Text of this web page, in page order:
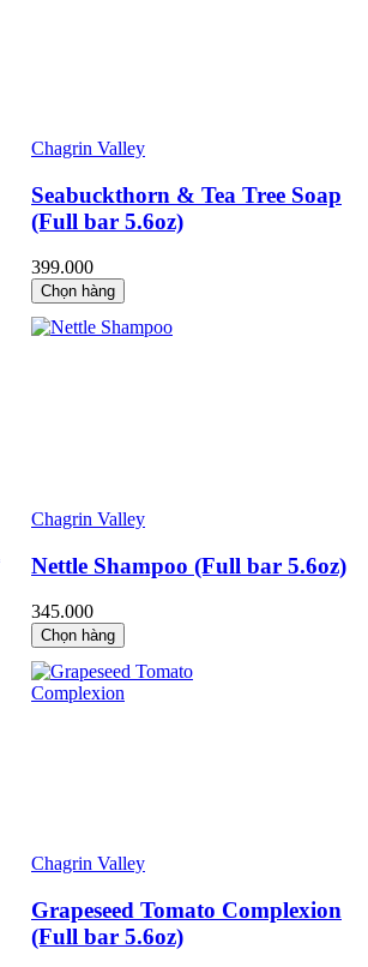
Chagrin Valley
Seabuckthorn & Tea Tree Soap
(Full bar 5.6oz)
399.000
Chọn hàng
Chagrin Valley
Nettle Shampoo (Full bar 5.6oz)
345.000
Chọn hàng
Chagrin Valley
Grapeseed Tomato Complexion
(Full bar 5.6oz)